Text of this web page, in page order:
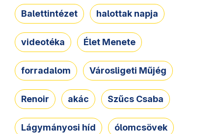
Balettintézet halottak napja
videotéka Élet Menete
forradalom Városligeti Műjég
Renoir akác Szűcs Csaba
Lágymányosi híd ólomcsövek